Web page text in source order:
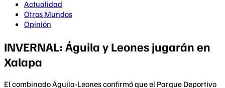
Actualidad
Otros Mundos
Opinión
INVERNAL: Águila y Leones jugarán en
Xalapa
El combinado Águila-Leones confirmó que el Parque Deportivo